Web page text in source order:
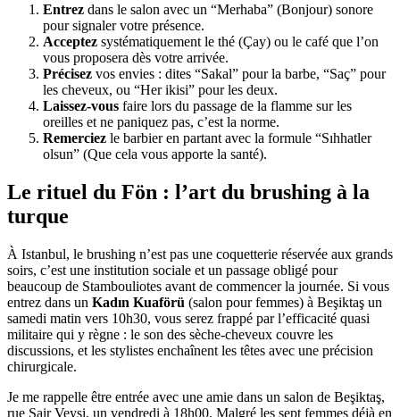
Entrez dans le salon avec un “Merhaba” (Bonjour) sonore
pour signaler votre présence.
Acceptez systématiquement le thé (Çay) ou le café que l’on
vous proposera dès votre arrivée.
Précisez vos envies : dites “Sakal” pour la barbe, “Saç” pour
les cheveux, ou “Her ikisi” pour les deux.
Laissez-vous faire lors du passage de la flamme sur les
oreilles et ne paniquez pas, c’est la norme.
Remerciez le barbier en partant avec la formule “Sıhhatler
olsun” (Que cela vous apporte la santé).
Le rituel du Fön : l’art du brushing à la
turque
À Istanbul, le brushing n’est pas une coquetterie réservée aux grands
soirs, c’est une institution sociale et un passage obligé pour
beaucoup de Stambouliotes avant de commencer la journée. Si vous
entrez dans un Kadın Kuaförü (salon pour femmes) à Beşiktaş un
samedi matin vers 10h30, vous serez frappé par l’efficacité quasi
militaire qui y règne : le son des sèche-cheveux couvre les
discussions, et les stylistes enchaînent les têtes avec une précision
chirurgicale.
Je me rappelle être entrée avec une amie dans un salon de Beşiktaş,
rue Şair Veysi, un vendredi à 18h00. Malgré les sept femmes déjà en